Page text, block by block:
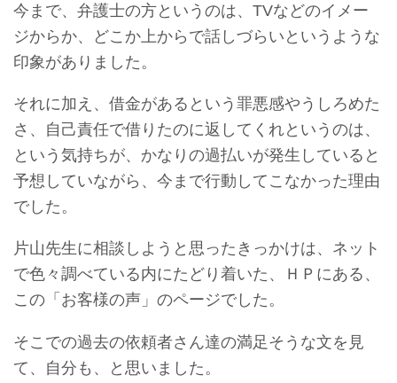
今まで、弁護士の方というのは、TVなどのイメー
ジからか、どこか上からで話しづらいというような
印象がありました。
それに加え、借金があるという罪悪感やうしろめた
さ、自己責任で借りたのに返してくれというのは、
という気持ちが、かなりの過払いが発生していると
予想していながら、今まで行動してこなかった理由
でした。
片山先生に相談しようと思ったきっかけは、ネット
で色々調べている内にたどり着いた、ＨＰにある、
この「お客様の声」のページでした。
そこでの過去の依頼者さん達の満足そうな文を見
て、自分も、と思いました。